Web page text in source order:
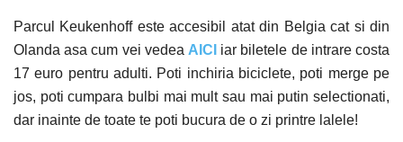
Parcul Keukenhoff este accesibil atat din Belgia cat si din
Olanda asa cum vei vedea AICI iar biletele de intrare costa
17 euro pentru adulti. Poti inchiria biciclete, poti merge pe
jos, poti cumpara bulbi mai mult sau mai putin selectionati,
dar inainte de toate te poti bucura de o zi printre lalele!